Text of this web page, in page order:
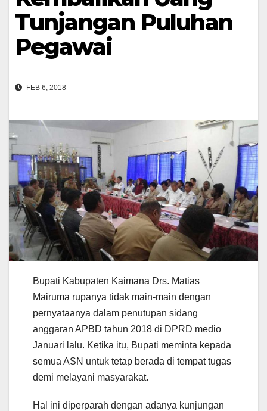
Tunjangan Puluhan
Pegawai
FEB 6, 2018
Bupati Kabupaten Kaimana Drs. Matias
Mairuma rupanya tidak main-main dengan
pernyataanya dalam penutupan sidang
anggaran APBD tahun 2018 di DPRD medio
Januari lalu. Ketika itu, Bupati meminta kepada
semua ASN untuk tetap berada di tempat tugas
demi melayani masyarakat.
Hal ini diperparah dengan adanya kunjungan